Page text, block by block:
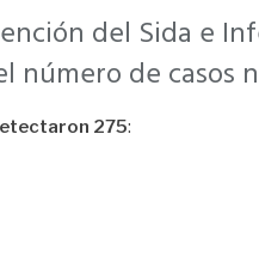
del Sida e
de casos
275: